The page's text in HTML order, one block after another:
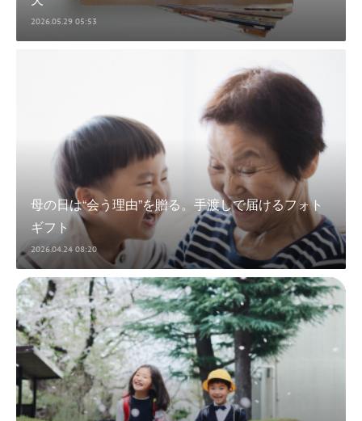
2026.05.29 05:53
母の日は“会う理由”を贈る。手渡しで届けるフォト
ギフト
2026.04.24 08:20